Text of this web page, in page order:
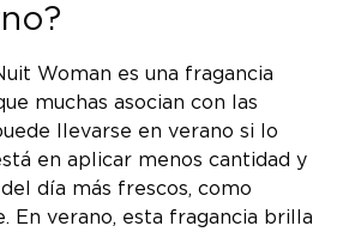
Woman es una fragancia
muchas asocian con las
llevarse en verano si lo
en aplicar menos cantidad y
día más frescos, como
En verano, esta fragancia brilla